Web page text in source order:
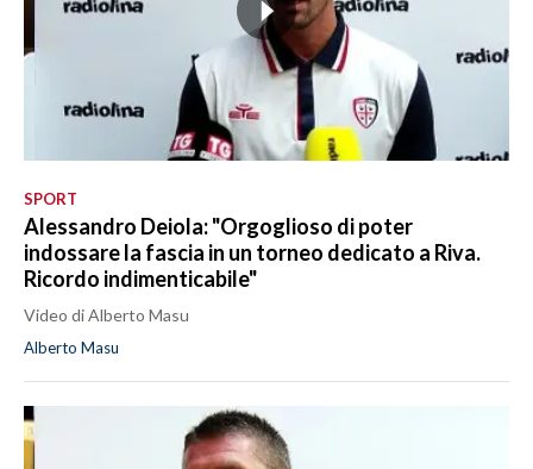
SPORT
Alessandro Deiola: "Orgoglioso di poter
indossare la fascia in un torneo dedicato a Riva.
Ricordo indimenticabile"
Video di Alberto Masu
Alberto Masu